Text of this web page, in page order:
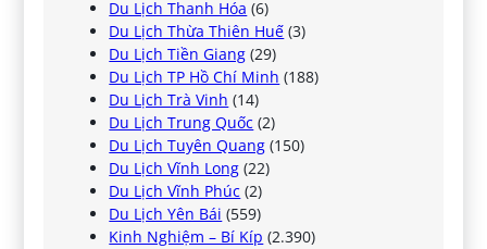
Du Lịch Thanh Hóa (6)
Du Lịch Thừa Thiên Huế (3)
Du Lịch Tiền Giang (29)
Du Lịch TP Hồ Chí Minh (188)
Du Lịch Trà Vinh (14)
Du Lịch Trung Quốc (2)
Du Lịch Tuyên Quang (150)
Du Lịch Vĩnh Long (22)
Du Lịch Vĩnh Phúc (2)
Du Lịch Yên Bái (559)
Kinh Nghiệm – Bí Kíp (2.390)